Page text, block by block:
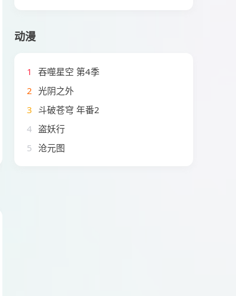
动漫
1
吞噬星空 第4季
2 光阴之外
3 斗破苍穹 年番2
4 盗妖行
5 沧元图